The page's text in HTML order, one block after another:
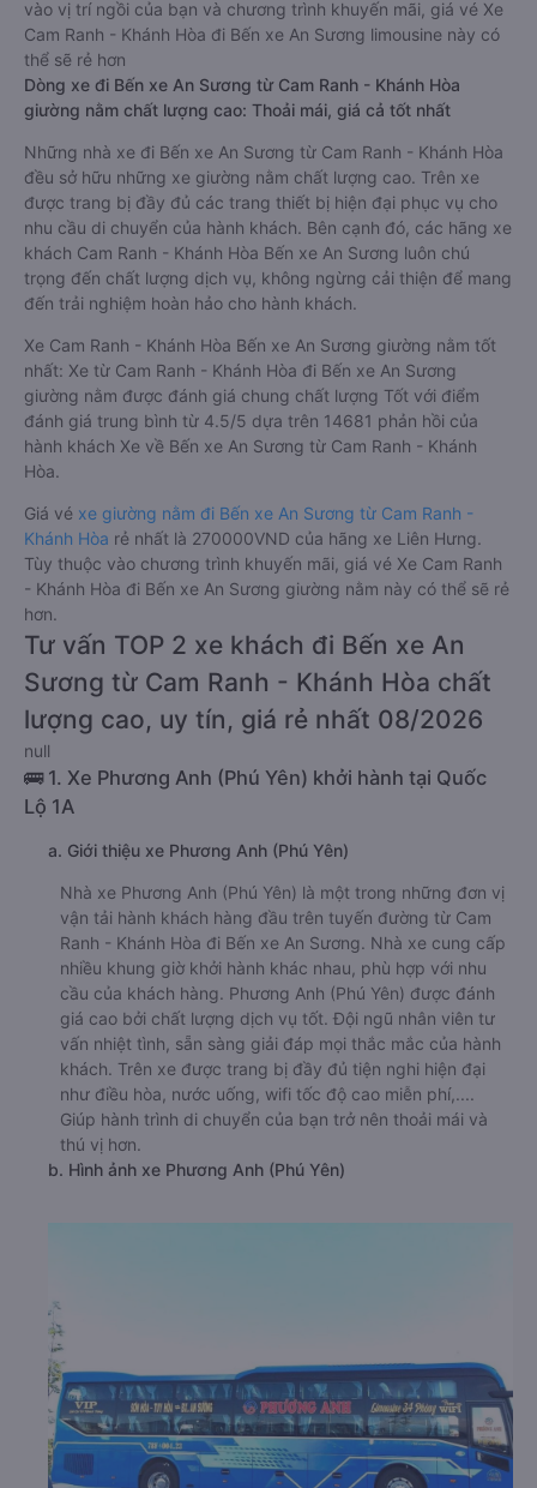
vào vị trí ngồi của bạn và chương trình khuyến mãi, giá vé Xe
Cam Ranh - Khánh Hòa đi Bến xe An Sương limousine này có
thể sẽ rẻ hơn
Dòng xe đi Bến xe An Sương từ Cam Ranh - Khánh Hòa
giường nằm chất lượng cao: Thoải mái, giá cả tốt nhất
Những nhà xe đi Bến xe An Sương từ Cam Ranh - Khánh Hòa
đều sở hữu những xe giường nằm chất lượng cao. Trên xe
được trang bị đầy đủ các trang thiết bị hiện đại phục vụ cho
nhu cầu di chuyển của hành khách. Bên cạnh đó, các hãng xe
khách Cam Ranh - Khánh Hòa Bến xe An Sương luôn chú
trọng đến chất lượng dịch vụ, không ngừng cải thiện để mang
đến trải nghiệm hoàn hảo cho hành khách.
Xe Cam Ranh - Khánh Hòa Bến xe An Sương giường nằm tốt
nhất: Xe từ Cam Ranh - Khánh Hòa đi Bến xe An Sương
giường nằm được đánh giá chung chất lượng Tốt với điểm
đánh giá trung bình từ 4.5/5 dựa trên 14681 phản hồi của
hành khách Xe về Bến xe An Sương từ Cam Ranh - Khánh
Hòa.
Giá vé xe giường nằm đi Bến xe An Sương từ Cam Ranh -
Khánh Hòa rẻ nhất là 270000VND của hãng xe Liên Hưng.
Tùy thuộc vào chương trình khuyến mãi, giá vé Xe Cam Ranh
- Khánh Hòa đi Bến xe An Sương giường nằm này có thể sẽ rẻ
hơn.
Tư vấn TOP 2 xe khách đi Bến xe An
Sương từ Cam Ranh - Khánh Hòa chất
lượng cao, uy tín, giá rẻ nhất 08/2026
null
🚌 1. Xe Phương Anh (Phú Yên) khởi hành tại Quốc
Lộ 1A
a. Giới thiệu xe Phương Anh (Phú Yên)
Nhà xe Phương Anh (Phú Yên) là một trong những đơn vị
vận tải hành khách hàng đầu trên tuyến đường từ Cam
Ranh - Khánh Hòa đi Bến xe An Sương. Nhà xe cung cấp
nhiều khung giờ khởi hành khác nhau, phù hợp với nhu
cầu của khách hàng. Phương Anh (Phú Yên) được đánh
giá cao bởi chất lượng dịch vụ tốt. Đội ngũ nhân viên tư
vấn nhiệt tình, sẵn sàng giải đáp mọi thắc mắc của hành
khách. Trên xe được trang bị đầy đủ tiện nghi hiện đại
như điều hòa, nước uống, wifi tốc độ cao miễn phí,....
Giúp hành trình di chuyển của bạn trở nên thoải mái và
thú vị hơn.
b. Hình ảnh xe Phương Anh (Phú Yên)